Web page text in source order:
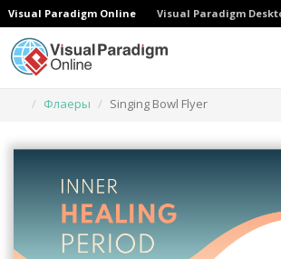
Visual Paradigm Online Visual Paradigm
Флаеры
Singing Bowl Flyer